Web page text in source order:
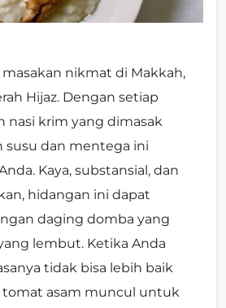
nikmat di Makkah,
Hijaz. Dengan setiap
nasi krim yang dimasak
susu dan mentega ini
Kaya, substansial, dan
hidangan ini dapat
daging domba yang
lembut. Ketika Anda
tidak bisa lebih baik
tomat asam muncul untuk